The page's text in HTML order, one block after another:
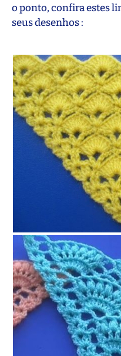
o ponto, confira estes
seus desenhos :